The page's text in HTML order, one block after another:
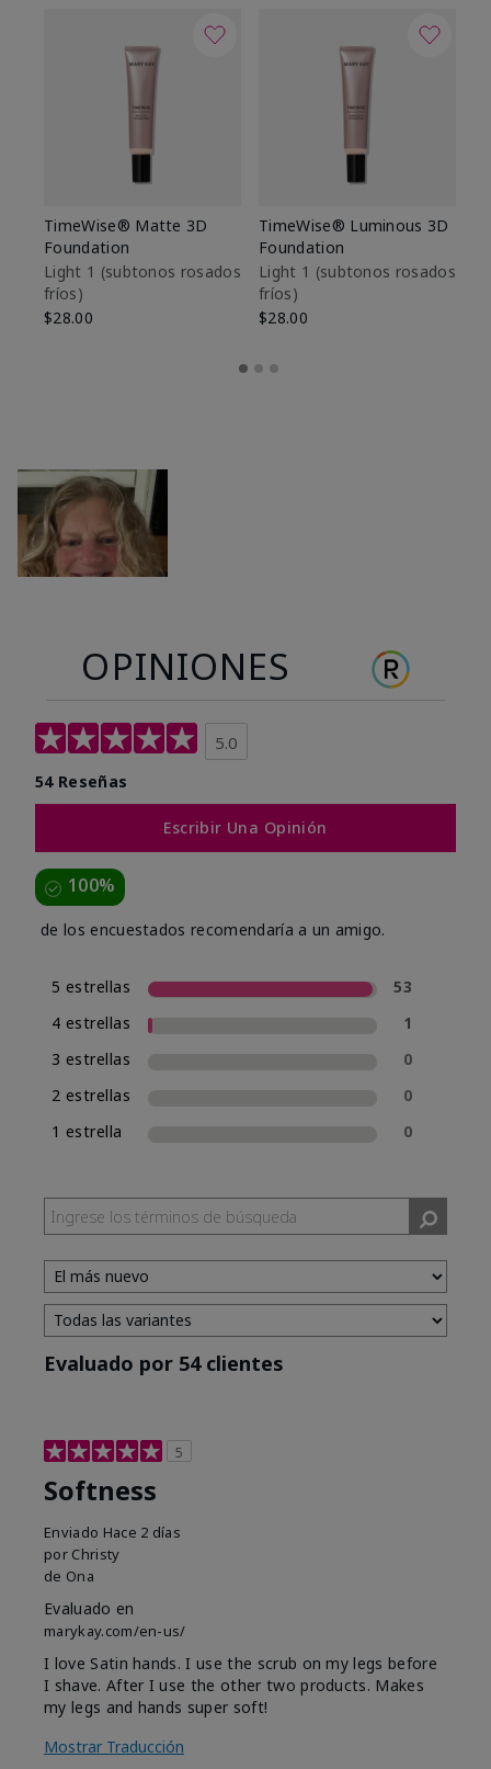
TimeWise® Matte 3D
Foundation
Light 1​ (subtonos rosados
fríos)
$28.00
TimeWise® Luminous 3D
Foundation
Light 1​ (subtonos rosados
fríos)
$28.00
OPINIONES
5.0
54 Reseñas
Escribir Una Opinión
100%
de los encuestados recomendaría a un amigo.
5 estrellas
53
4 estrellas
1
3 estrellas
0
2 estrellas
0
1 estrella
0
Evaluado por 54 clientes
5
Softness
Enviado Hace 2 días
por Christy
de Ona
Evaluado en
marykay.com/en-us/
I love Satin hands. I use the scrub on my legs before
I shave. After I use the other two products. Makes
my legs and hands super soft!
Mostrar Traducción